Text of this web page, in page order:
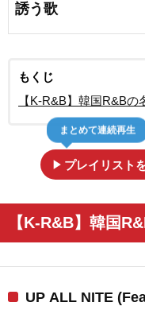
誘う歌
もくじ
【K-R&B】韓国R&Bの
play_arrow プレイリスト
まとめて連続再生
【K-R&B】韓国
UP ALL NITE